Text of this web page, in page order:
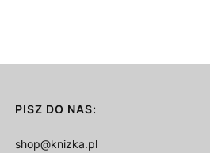
PISZ DO NAS:
shop@knizka.pl